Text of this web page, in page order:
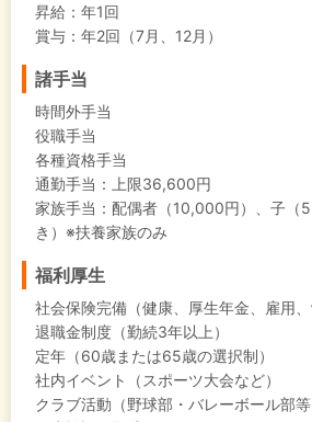
昇給：年1回
賞与：年2回（7月、12月）
諸手当
時間外手当
役職手当
各種資格手当
通勤手当：上限36,600円
家族手当：配偶者（10,000円）、子（
き）※扶養家族のみ
福利厚生
社会保険完備（健康、厚生年金、雇用、
退職金制度（勤続3年以上）
定年（60歳または65歳の選択制）
社内イベント（スポーツ大会など）
クラブ活動（野球部・バレーボール部等